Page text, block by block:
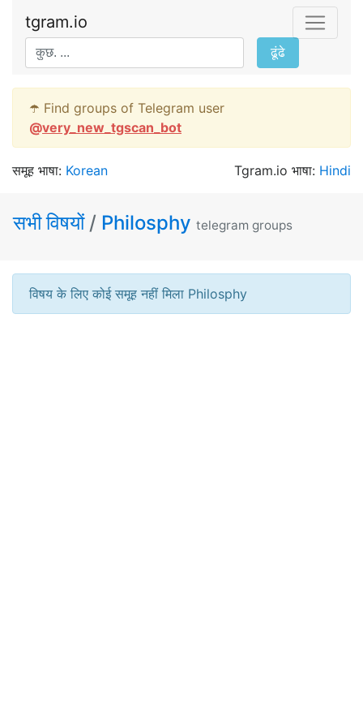
tgram.io
ढूंढे
☂️ Find groups of Telegram user
@very_new_tgscan_bot
समूह भाषा: Korean Tgram.io भाषा: Hindi
सभी विषयों / Philosphy telegram groups
विषय के लिए कोई समूह नहीं मिला Philosphy